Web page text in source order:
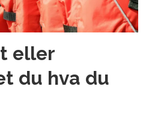
eller
du hva du